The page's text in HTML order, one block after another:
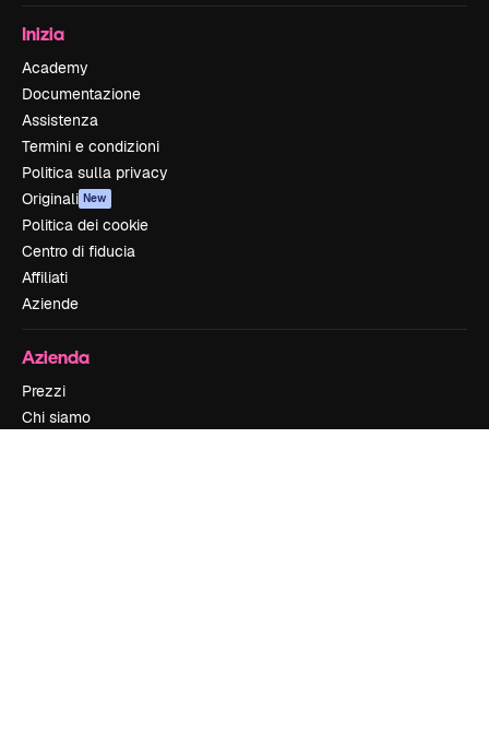
Inizia
Academy
Documentazione
Assistenza
Termini e condizioni
Politica sulla privacy
Originali New
Politica dei cookie
Centro di fiducia
Affiliati
Aziende
Azienda
Prezzi
Chi siamo